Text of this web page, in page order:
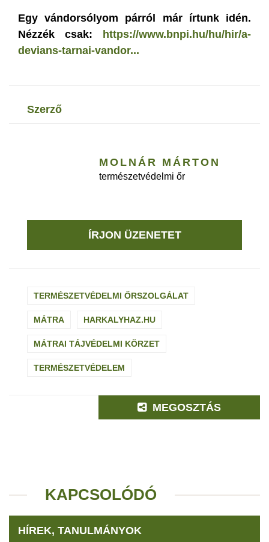
Egy vándorsólyom párról már írtunk idén.
Nézzék csak:
https://www.bnpi.hu/hu/hir/a-
devians-tarnai-vandor...
szerző
MOLNÁR MÁRTON
természetvédelmi őr
ÍRJON ÜZENETET
TERMÉSZETVÉDELMI ŐRSZOLGÁLAT
MÁTRA HARKALYHAZ.HU
MÁTRAI TÁJVÉDELMI KÖRZET
TERMÉSZETVÉDELEM
MEGOSZTÁS
KAPCSOLÓDÓ
HÍREK, TANULMÁNYOK